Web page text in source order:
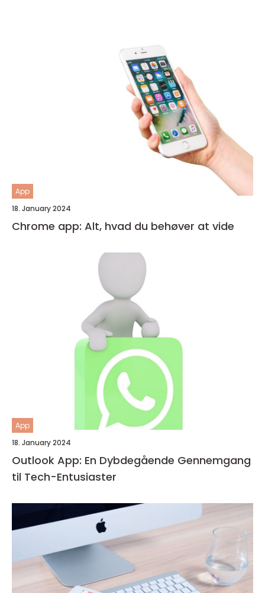
App
18. January 2024
Chrome app: Alt, hvad du behøver at vide
App
18. January 2024
Outlook App: En Dybdegående Gennemgang
til Tech-Entusiaster